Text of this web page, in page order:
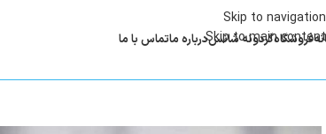
Skip to navigation
Skip to main content
فروشگاهگردونه شانسدرباره ماتماس با ما